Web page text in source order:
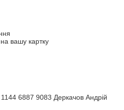
вашу картку
6887 9083 Деркачов Андрій